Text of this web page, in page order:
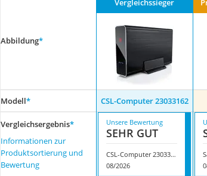
Acer
Abbildung*
Vergleichssieger
Modell* CSL-Computer 23033162
Vergleichsergebnis*
Informationen zur
Produktsortierung und
Bewertung
Unsere Bewertung
SEHR GUT
CSL-Computer 23033162
08/2026